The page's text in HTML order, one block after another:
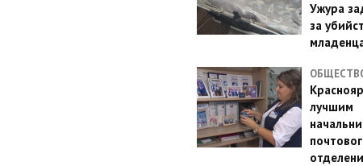
Ужура
за
лучшим